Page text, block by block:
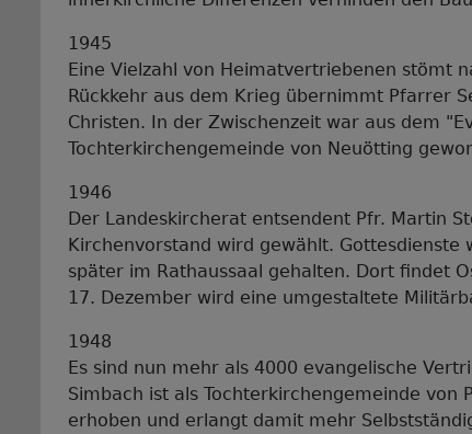
1945
Eine Vielzahl von Heimatvertriebenen stömt
Rückkehr aus dem Krieg übernimmt Pfarrer
Christen. In der Zwischenzeit war aus dem
Tochterkirchengemeinde von Neuötting
1946
Der Landeskircherat entsendent Pfr. Martin
Kirchenvorstand wird gewählt.
später im Rathaussaal gehalten. Dort findet
17. Dezember wird eine umgestaltete
1948
Es sind nun mehr als 4000 evangelische
Simbach ist als Tochterkirchengemeinde
erhoben und erlangt damit mehr